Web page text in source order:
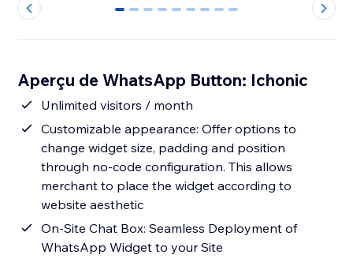
0 1 2 3 4 5 6 7 8
Aperçu de WhatsApp Button: Ichonic
Unlimited visitors / month
Customizable appearance: Offer options to
change widget size, padding and position
through no-code configuration. This allows
merchant to place the widget according to
website aesthetic
On-Site Chat Box: Seamless Deployment of
WhatsApp Widget to your Site